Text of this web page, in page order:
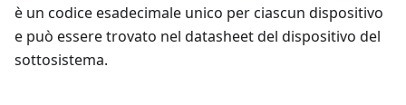
è un codice esadecimale unico per ciascun dispositivo
e può essere trovato nel datasheet del dispositivo del
sottosistema.